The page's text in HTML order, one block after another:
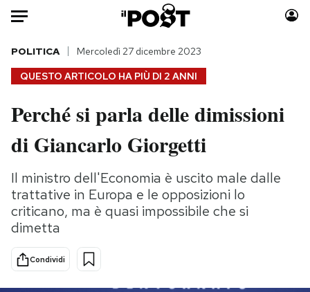
Auto
HOME
Italia
Politica
Tecnologia
Internet
Scienza
Cultura
Economia
Moda
Consumismi
Storie/Idee
Ok Boomer!
Media
QUESTO ARTICOLO HA PIÙ DI 2 ANNI
POLITICA Mercoledì 27 dicembre 2023
Perché si parla delle dimissioni
di Giancarlo Giorgetti
Il ministro dell'Economia è uscito male dalle
trattative in Europa e le opposizioni lo
criticano, ma è quasi impossibile che si
dimetta
Condividi